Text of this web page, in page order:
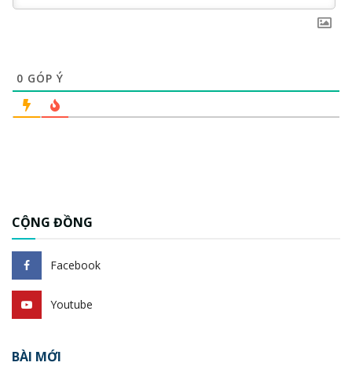
0 GÓP Ý
CỘNG ĐỒNG
Facebook
Youtube
BÀI MỚI